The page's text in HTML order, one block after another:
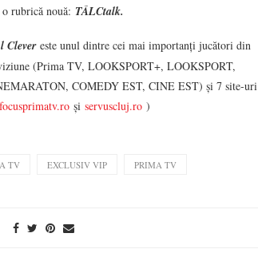
rubrică nouă: TÂLCtalk.
Clevereste unul dintre cei mai importanți jucători din
(Prima TV, LOOKSPORT+, LOOKSPORT,
COMEDY EST, CINE EST) și 7 site-uri
focusprimatv.ro și servuscluj.ro )
TV EXCLUSIV VIP PRIMA TV